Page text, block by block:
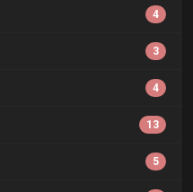
4
3
4
13
5